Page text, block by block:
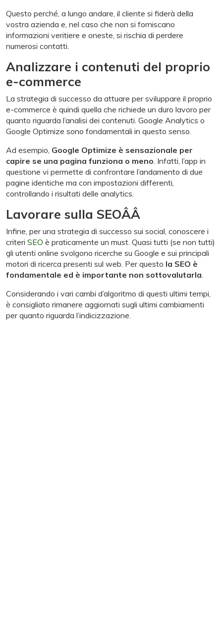
Questo perché, a lungo andare, il cliente si fiderà della
vostra azienda e, nel caso che non si forniscano
informazioni veritiere e oneste, si rischia di perdere
numerosi contatti.
Analizzare i contenuti del proprio
e-commerce
La strategia di successo da attuare per sviluppare il proprio
e-commerce è quindi quella che richiede un duro lavoro per
quanto riguarda l’analisi dei contenuti. Google Analytics o
Google Optimize sono fondamentali in questo senso.
Ad esempio, Google Optimize è sensazionale per
capire se una pagina funziona o meno . Infatti, l’app in
questione vi permette di confrontare l’andamento di due
pagine identiche ma con impostazioni differenti,
controllando i risultati delle analytics.
Lavorare sulla SEOÂÂ
Infine, per una strategia di successo sui social, conoscere i
criteri SEO è praticamente un must. Quasi tutti (se non tutti)
gli utenti online svolgono ricerche su Google e sui principali
motori di ricerca presenti sul web. Per questo la SEO è
fondamentale ed è importante non sottovalutarla
Considerando i vari cambi d’algoritmo di questi ultimi tempi,
è consigliato rimanere aggiornati sugli ultimi cambiamenti
per quanto riguarda l’indicizzazione.